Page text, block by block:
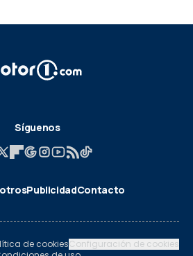
Síguenos
PublicidadContacto
de cookiesConfiguración de cookies